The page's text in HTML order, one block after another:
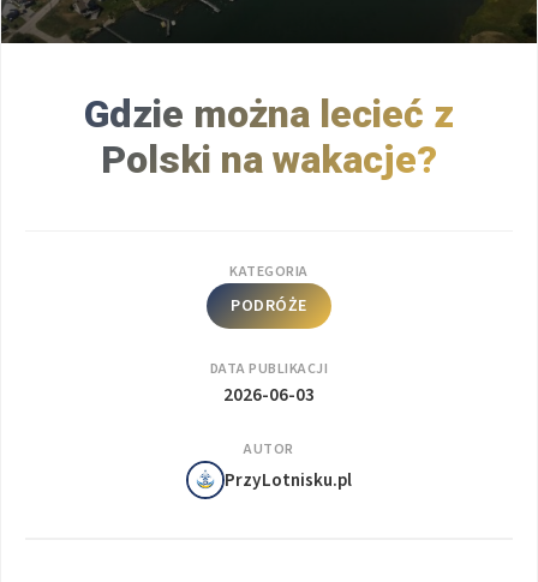
Gdzie można lecieć z
Polski na wakacje?
KATEGORIA
PODRÓŻE
DATA PUBLIKACJI
2026-06-03
AUTOR
PrzyLotnisku.pl